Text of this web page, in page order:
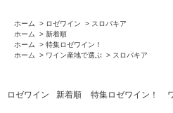
ホーム > ロゼワイン > スロバキア
ホーム
> 新着順
ホーム
> 特集ロゼワイン！
ホーム
> ワイン産地で選ぶ > スロバキア
ロゼワイン 新着順 特集ロゼワイン！